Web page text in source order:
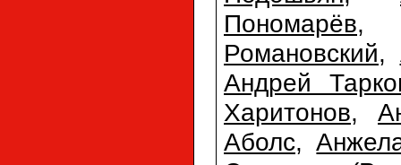
Пономарёв
Романовский,
Андрей
Харитонов,
Аболс,